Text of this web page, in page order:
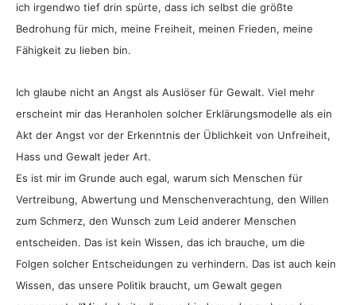
ich irgendwo tief drin spürte, dass ich selbst die größte
Bedrohung für mich, meine Freiheit, meinen Frieden, meine
Fähigkeit zu lieben bin.
Ich glaube nicht an Angst als Auslöser für Gewalt. Viel mehr
erscheint mir das Heranholen solcher Erklärungsmodelle als ein
Akt der Angst vor der Erkenntnis der Üblichkeit von Unfreiheit,
Hass und Gewalt jeder Art.
Es ist mir im Grunde auch egal, warum sich Menschen für
Vertreibung, Abwertung und Menschenverachtung, den Willen
zum Schmerz, den Wunsch zum Leid anderer Menschen
entscheiden. Das ist kein Wissen, das ich brauche, um die
Folgen solcher Entscheidungen zu verhindern. Das ist auch kein
Wissen, das unsere Politik braucht, um Gewalt gegen